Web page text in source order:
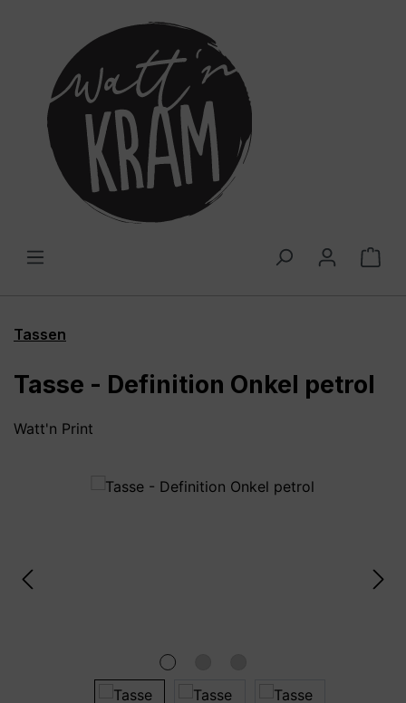
Tassen
Tasse - Definition Onkel petrol
Watt'n Print
Bildergalerie überspringen